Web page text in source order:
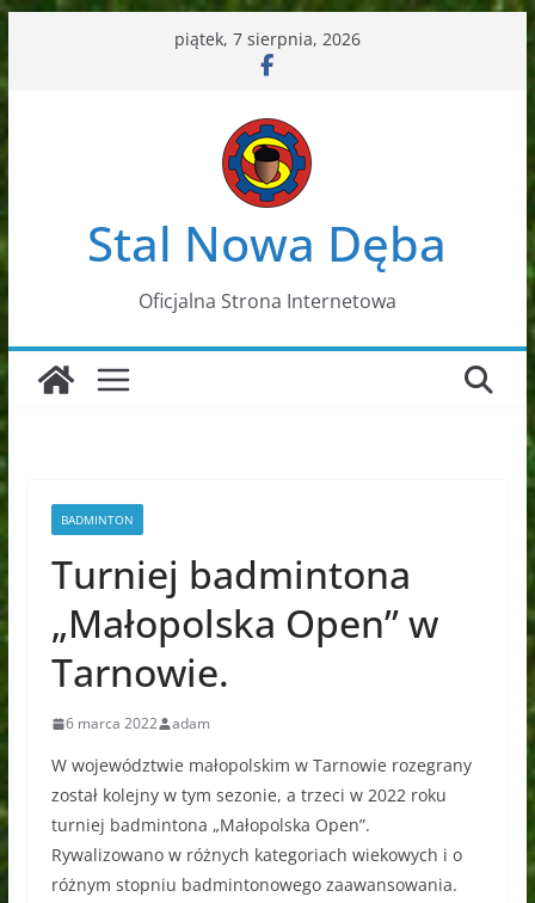
do
treści
piątek, 7 sierpnia, 2026
Stal Nowa Dęba
Oficjalna Strona Internetowa
BADMINTON
Turniej badmintona
„Małopolska Open” w
Tarnowie.
6 marca 2022 adam
W województwie małopolskim w Tarnowie rozegrany
został kolejny w tym sezonie, a trzeci w 2022 roku
turniej badmintona „Małopolska Open”.
Rywalizowano w różnych kategoriach wiekowych i o
różnym stopniu badmintonowego zaawansowania.